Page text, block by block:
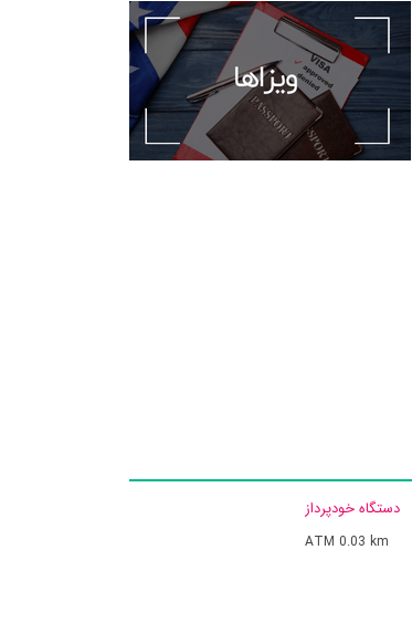
دستگاه خودپرداز
ATM 0.03 km